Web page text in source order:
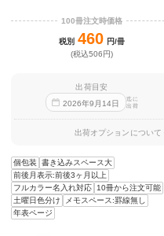
100冊注文時価格
税別 460 円/冊
(税込506円)
出荷目安
2026年9 月 14日
迄に
出荷
出荷オプションについて
個包装
書き込みスペース大
前後月表示:前後3ヶ月以上
フルカラー名入れ対応
10冊から注文可能
土曜日色分け
メモスペース:罫線無し
年表ページ